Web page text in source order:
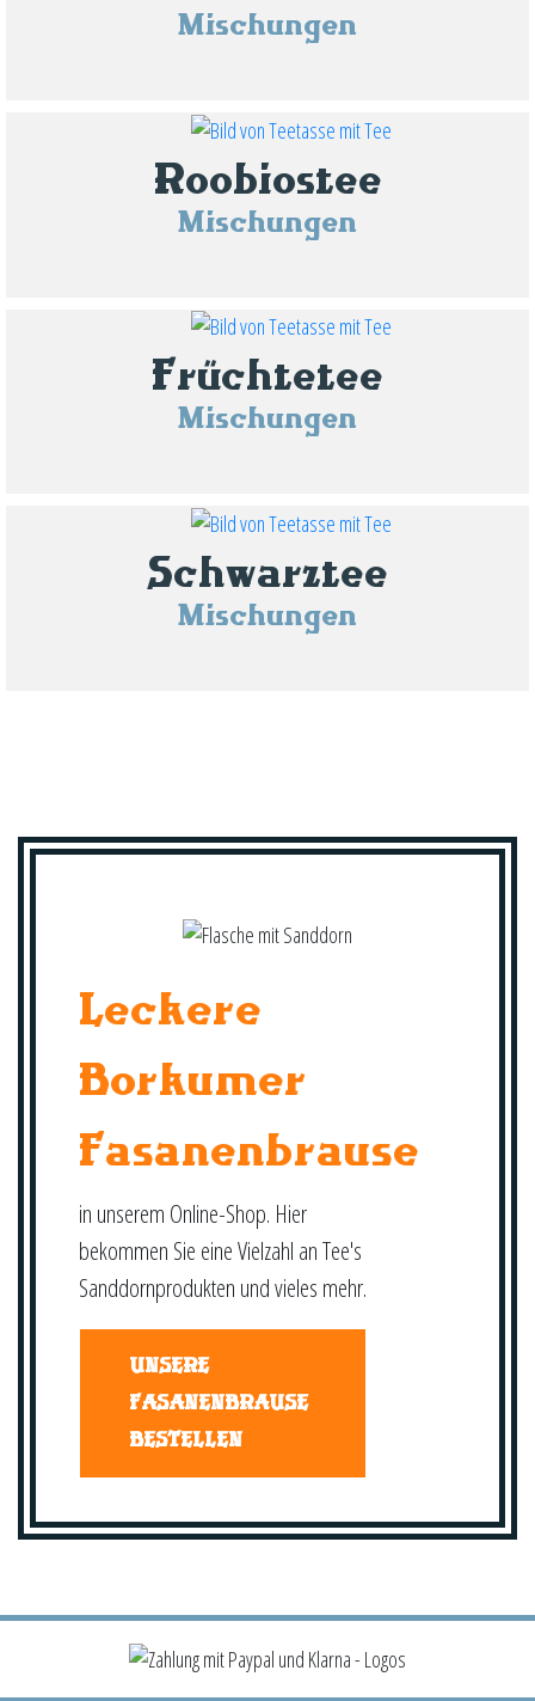
Mischungen
Roobiostee
Mischungen
Früchtetee
Mischungen
Schwarztee
Mischungen
Leckere
Borkumer
Fasanenbrause
in unserem Online-Shop. Hier
bekommen Sie eine Vielzahl an Tee's
Sanddornprodukten und vieles mehr.
UNSERE
FASANENBRAUSE
BESTELLEN